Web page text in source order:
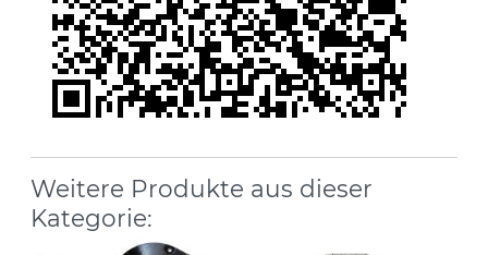
Weitere Produkte aus dieser
Kategorie: